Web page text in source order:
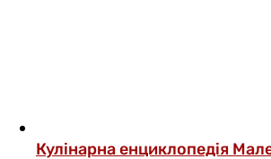
Кулінарна енциклопедія